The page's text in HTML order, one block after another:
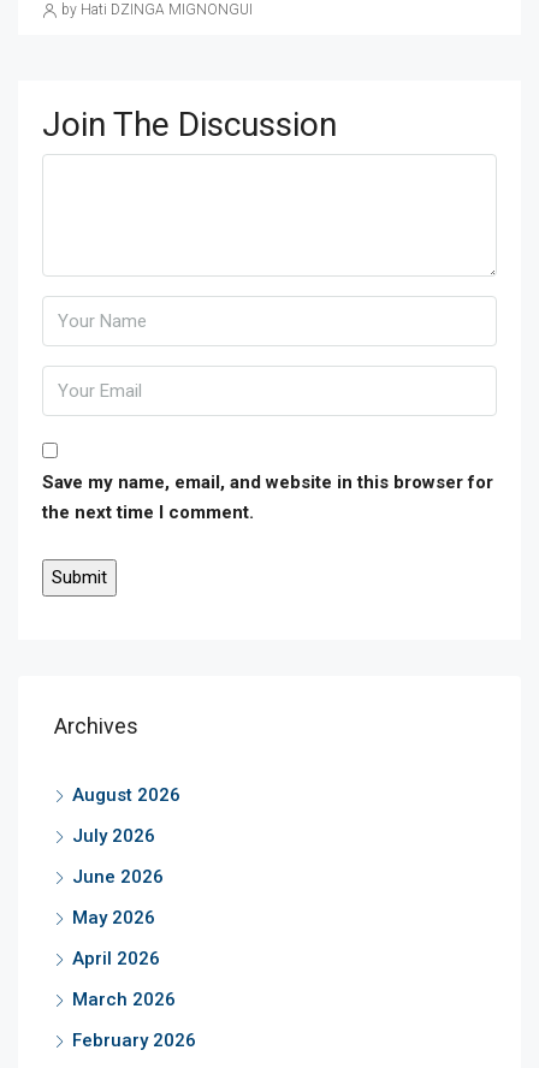
by Hati DZINGA MIGNONGUI
Join The Discussion
Save my name, email, and website in this browser for
the next time I comment.
Archives
August 2026
July 2026
June 2026
May 2026
April 2026
March 2026
February 2026